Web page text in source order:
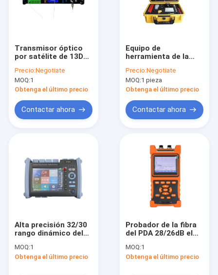
Transmisor óptico
por satélite de 13DB
Precio:Negotiate
MOQ:1
Obtenga el último precio
Contactar ahora
Equipo de
herramienta de la
FTTB
Precio:Negotiate
MOQ:1 pieza
Obtenga el último precio
Contactar ahora
Alta precisión 32/30
rango dinámico del
reflectómetro de
ámbito de tiempo
MOQ:1
Obtenga el último precio
Probador de la fibra
del PDA 28/26dB el
MOQ:1
Obtenga el último precio